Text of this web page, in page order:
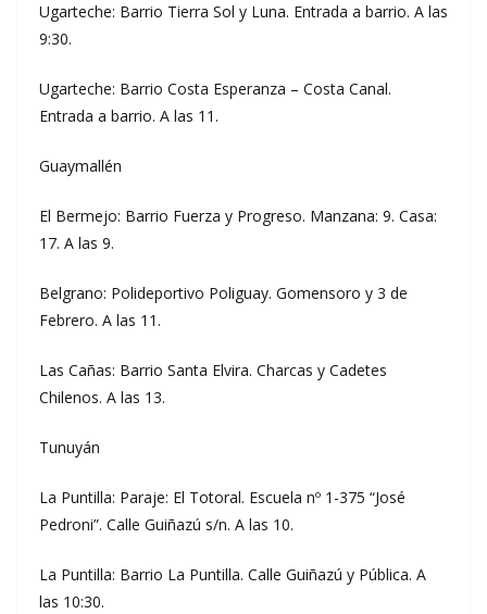
Ugarteche: Barrio Tierra Sol y Luna. Entrada a barrio. A las
9:30.
Ugarteche: Barrio Costa Esperanza – Costa Canal.
Entrada a barrio. A las 11.
Guaymallén
El Bermejo: Barrio Fuerza y Progreso. Manzana: 9. Casa:
17. A las 9.
Belgrano: Polideportivo Poliguay. Gomensoro y 3 de
Febrero. A las 11.
Las Cañas: Barrio Santa Elvira. Charcas y Cadetes
Chilenos. A las 13.
Tunuyán
La Puntilla: Paraje: El Totoral. Escuela nº 1-375 “José
Pedroni”. Calle Guiñazú s/n. A las 10.
La Puntilla: Barrio La Puntilla. Calle Guiñazú y Pública. A
las 10:30.